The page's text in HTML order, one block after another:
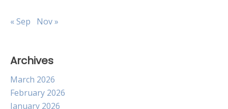
« Sep Nov »
Archives
March 2026
February 2026
January 2026